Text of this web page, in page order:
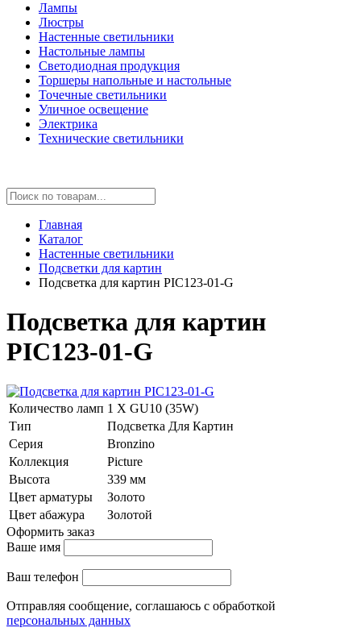
Лампы
Люстры
Настенные светильники
Настольные лампы
Светодиодная продукция
Торшеры напольные и настольные
Точечные светильники
Уличное освещение
Электрика
Технические светильники
Главная
Каталог
Настенные светильники
Подсветки для картин
Подсветка для картин PIC123-01-G
Подсветка для картин
PIC123-01-G
Количество ламп 1 Х GU10 (35W)
Тип
Подсветка Для Картин
Серия
Bronzino
Коллекция
Picture
Высота
339 мм
Цвет арматуры
Золото
Цвет абажура
Золотой
Оформить заказ
Ваше имя
Ваш телефон
Отправляя сообщение, соглашаюсь с обработкой
персональных данных